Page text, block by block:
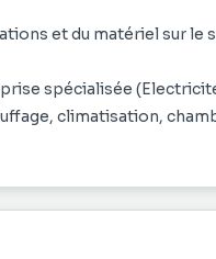
et du matériel sur le
spécialisée
climatisation,